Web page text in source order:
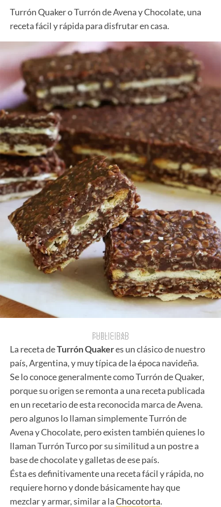
Turrón Quaker o Turrón de Avena y Chocolate, una
receta fácil y rápida para disfrutar en casa.
PUBLICIDAD
PUBLICIDAD
La receta deTurrón Quakeres un clásico de nuestro
país, Argentina, y muy típica de la época navideña.
Se lo conoce generalmente como Turrón de Quaker,
porque su origen se remonta a una receta publicada
en un recetario de esta reconocida marca de Avena.
pero algunos lo llaman simplemente Turrón de
Avena y Chocolate, pero existen también quienes lo
llaman Turrón Turco por su similitud a un postre a
base de chocolate y galletas de ese país.
Ésta es definitivamente una receta fácil y rápida, no
requiere horno y donde básicamente hay que
mezclar y armar, similar a laChocotorta.